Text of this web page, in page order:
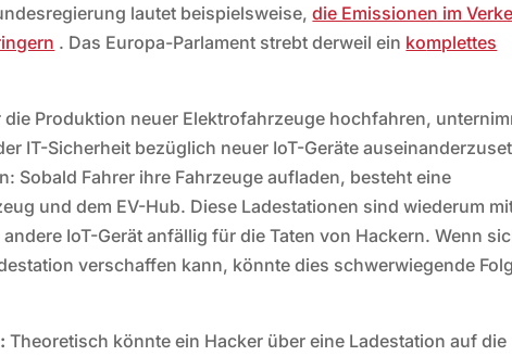
lautet beispielsweise,die Emissionen im
. Das Europa-Parlament strebt derweil ein komplettes
Produktion neuer Elektrofahrzeuge hochfahren,
IT-Sicherheit bezüglich neuer IoT-Geräte
Sobald Fahrer ihre Fahrzeuge aufladen, besteht eine
und dem EV-Hub. Diese Ladestationen sind wiederum
IoT-Gerät anfällig für die Taten von Hackern. Wenn
verschaffen kann, könnte dies schwerwiegende
Theoretisch könnte ein Hacker über eine Ladestation auf die